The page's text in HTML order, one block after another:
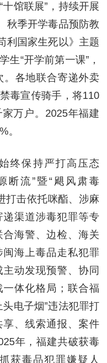
馆联展”，持续开展
秋季开学毒品预防教
利国家生死以》主题
生“开学前第一课”，
。各地联合寄递外卖
毒宣传骑手，将110
万户。2025年福建
。
保持严打高压态
断流”暨“飓风肃毒
打击依托咪酯、涉麻
渠道涉毒犯罪等专
海警、边检、海关
海上毒品走私犯罪
动发现预警、协同
体化格局；联合福
电子烟”违法犯罪打
、线索通报、案件
年，福建共破获毒
获毒品犯罪嫌疑人